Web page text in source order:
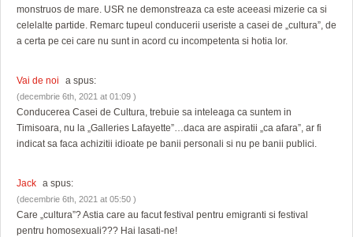
monstruos de mare. USR ne demonstreaza ca este aceeasi mizerie ca si
celelalte partide. Remarc tupeul conducerii useriste a casei de „cultura”, de
a certa pe cei care nu sunt in acord cu incompetenta si hotia lor.
Vai de noi a spus:
(decembrie 6th, 2021 at 01:09 )
Conducerea Casei de Cultura, trebuie sa inteleaga ca suntem in
Timisoara, nu la „Galleries Lafayette”…daca are aspiratii „ca afara”, ar fi
indicat sa faca achizitii idioate pe banii personali si nu pe banii publici.
Jack a spus:
(decembrie 6th, 2021 at 05:50 )
Care „cultura”? Astia care au facut festival pentru emigranti si festival
pentru homosexuali??? Hai lasati-ne!